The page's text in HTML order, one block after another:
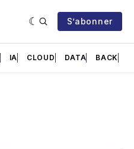
S’abonner
IA CLOUD DATA BACK